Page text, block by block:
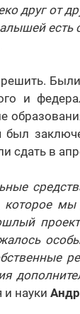
друг от
и
был
сдать в
которое
науки